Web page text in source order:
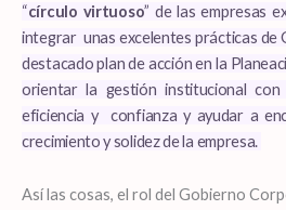
“círculo virtuoso” de las empresas
integrar unas excelentes prácticas de
destacado plan de acción en la
orientar la gestión institucional con
eficiencia y confianza y ayudar a
crecimiento y solidez de la empresa.
Así las cosas, el rol del Gobierno